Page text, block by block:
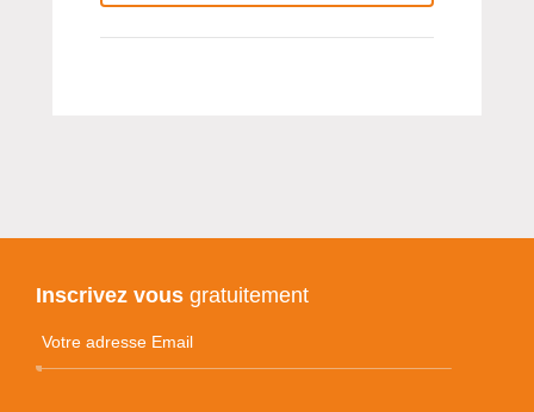
Inscrivez vous gratuitement